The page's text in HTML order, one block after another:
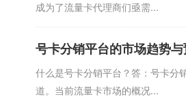
成为了流量卡代理商们亟需...
号卡分销平台的市场趋势
什么是号卡分销平台？答：号卡分
道。当前流量卡市场的概况...